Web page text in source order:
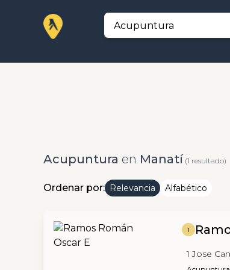
Acupuntura en Manatí (1 resultado)
Ordenar por: Relevancia Alfabético
1
1 Jose